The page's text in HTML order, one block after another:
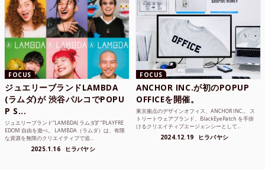
FOCUS
ジュエリーブランドLAMBDA
(ラムダ)が 渋谷パルコでPOPU
P S...
ジュエリーブランド“LAMBDA( ラムダ))” “PLAYFRE
EDOM 自由を遊べ。 LAMBDA（ラムダ）は、有限
な資源を無限のクリエイティブで追...
2025.1.16 ヒラバヤシ
FOCUS
ANCHOR INC.が初のPOPUP
OFFICEを開催。
東京拠点のデザインオフィス、ANCHOR INC.。 ス
トリートウェアブランド、BlackEyePatch を手掛
けるクリエイティブエージェンシーとして...
2024.12.19 ヒラバヤシ